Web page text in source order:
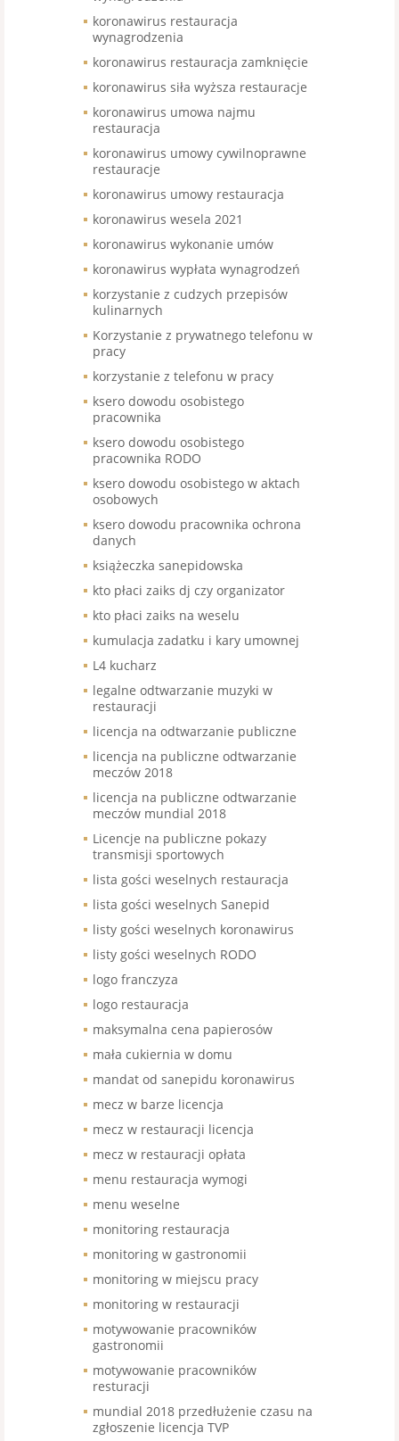
koronawirus restauracja
wynagrodzenia
koronawirus restauracja zamknięcie
koronawirus siła wyższa restauracje
koronawirus umowa najmu
restauracja
koronawirus umowy cywilnoprawne
restauracje
koronawirus umowy restauracja
koronawirus wesela 2021
koronawirus wykonanie umów
koronawirus wypłata wynagrodzeń
korzystanie z cudzych przepisów
kulinarnych
Korzystanie z prywatnego telefonu w
pracy
korzystanie z telefonu w pracy
ksero dowodu osobistego
pracownika
ksero dowodu osobistego
pracownika RODO
ksero dowodu osobistego w aktach
osobowych
ksero dowodu pracownika ochrona
danych
książeczka sanepidowska
kto płaci zaiks dj czy organizator
kto płaci zaiks na weselu
kumulacja zadatku i kary umownej
L4 kucharz
legalne odtwarzanie muzyki w
restauracji
licencja na odtwarzanie publiczne
licencja na publiczne odtwarzanie
meczów 2018
licencja na publiczne odtwarzanie
meczów mundial 2018
Licencje na publiczne pokazy
transmisji sportowych
lista gości weselnych restauracja
lista gości weselnych Sanepid
listy gości weselnych koronawirus
listy gości weselnych RODO
logo franczyza
logo restauracja
maksymalna cena papierosów
mała cukiernia w domu
mandat od sanepidu koronawirus
mecz w barze licencja
mecz w restauracji licencja
mecz w restauracji opłata
menu restauracja wymogi
menu weselne
monitoring restauracja
monitoring w gastronomii
monitoring w miejscu pracy
monitoring w restauracji
motywowanie pracowników
gastronomii
motywowanie pracowników
resturacji
mundial 2018 przedłużenie czasu na
zgłoszenie licencja TVP